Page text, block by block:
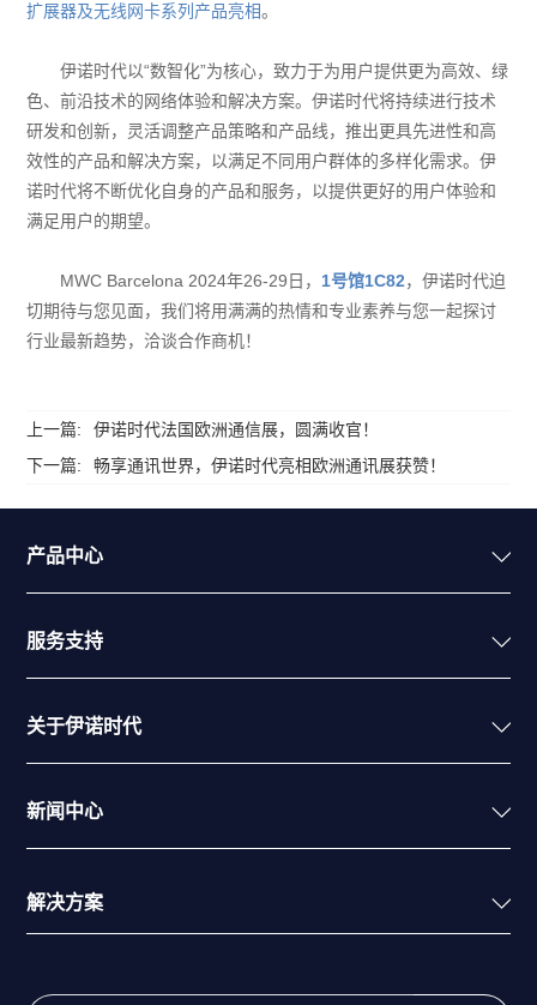
扩展器及无线网卡系列产品亮相。
伊诺时代以“数智化”为核心，致力于为用户提供更为高效、绿
色、前沿技术的网络体验和解决方案。伊诺时代将持续进行技术
研发和创新，灵活调整产品策略和产品线，推出更具先进性和高
效性的产品和解决方案，以满足不同用户群体的多样化需求。伊
诺时代将不断优化自身的产品和服务，以提供更好的用户体验和
满足用户的期望。
MWC Barcelona 2024年26-29日， 1号馆1C82，伊诺时代迫
切期待与您见面，我们将用满满的热情和专业素养与您一起探讨
行业最新趋势，洽谈合作商机！
上一篇:
伊诺时代法国欧洲通信展，圆满收官！
下一篇:
畅享通讯世界，伊诺时代亮相欧洲通讯展获赞！
产品中心
服务支持
关于伊诺时代
新闻中心
解决方案